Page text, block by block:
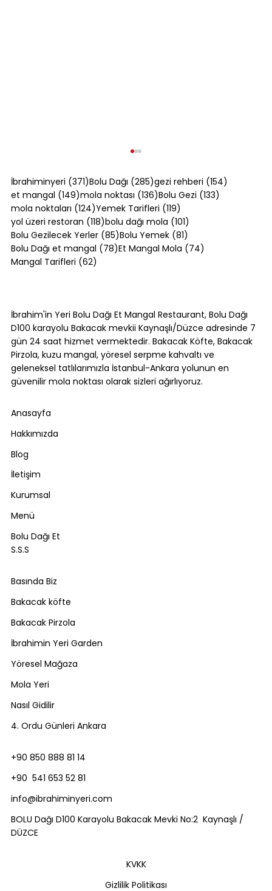
Saatler ve Alternatif Rotalar [2026]
İbrahiminyeri (371)371 yazı
Bolu Dağı (285)285 yazı
gezi rehberi (154)
et mangal (149)149 yazı
mola noktası (136)136 yazı
Bolu Gezi (133)
mola noktaları (124)124 yazı
Yemek Tarifleri (119)
yol üzeri restoran (118)118 yazı
bolu dağı mola (101)
Bolu Gezilecek Yerler (85)85 yazı
Bolu Yemek (81)
Bolu Dağı et mangal (78)78 yazı
Et Mangal Mola (74)
Mangal Tarifleri (62)
İbrahim'in Yeri Bolu Dağı Et Mangal Restaurant, Bolu Dağı
D100 karayolu Bakacak mevkii Kaynaşlı/Düzce adresinde 7
gün 24 saat hizmet vermektedir. Bakacak Köfte, Bakacak
Pirzola, kuzu mangal, yöresel serpme kahvaltı ve
geleneksel tatlılarımızla İstanbul-Ankara yolunun en
güvenilir mola noktası olarak sizleri ağırlıyoruz.
Anasayfa
Hakkımızda
Blog
İletişim
Kurumsal
Menü
Bolu Dağı Et
S.S.S
Basında Biz
Bakacak köfte
Bakacak Pirzola
İbrahimin Yeri Garden
Yöresel Mağaza
Mola Yeri
Nasıl Gidilir
4. Ordu Günleri Ankara
+90 850 888 81 14
+90 541 653 52 81
info@ibrahiminyeri.com
BOLU Dağı D100 Karayolu Bakacak Mevki No:2 Kaynaşlı /
DÜZCE
KVKK
Gizlilik Politikası